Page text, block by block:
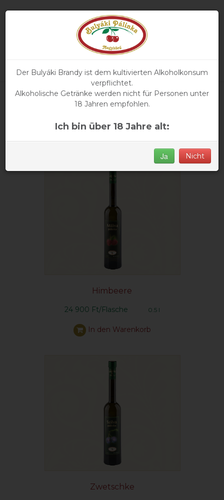
Hauptseite » Unsere Premium Pálinka
Unsere Premium Pálinka
Himbeere
24 900 Ft/Flasche 0.5 l
In den Warenkorb
Zwetschke
Der Bulyáki Brandy ist dem kultivierten Alkoholkonsum
verpflichtet.
Alkoholische Getränke werden nicht für Personen unter
18 Jahren empfohlen.
Ich bin über 18 Jahre alt:
Ja Nicht